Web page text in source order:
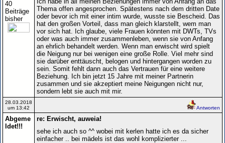
40
Beiträge
bisher
Thema offen angesprochen. Spätestens nach dem dritten Date
oder bevor ich mit einer intim wurde, wusste sie Bescheid. Das
hat den großen Vorteil, dass man gleich klarstellt, wem man
vor sich hat. Ich glaube, viele Frauen könnten mit DWTs, TVs
oder was auch immer zusammenleben, wenn sie von Anfang
an ehrlich behandelt werden. Wenn man erwischt wird spielt
die Neigung nur bei wenigen eine große Rolle. Viel mehr sind
sie darüber enttäuscht, belogen und hintergangen worden zu
sein. Somit fehlt dann auch das Vertrauen für eine weitere
Beziehung. Ich bin jetzt 15 Jahre mit meiner Partnerin
zusammen und sie akzeptiert meine Neigungen nicht nur,
sondern lebt sie auch mit mir.
28.03.2018
um 13:42
Antworten
Abgeme
ldet!!!
re: Erwischt, auweia!
sehe ich auch so ^^ wobei mit kerlen hatte ich es da sicher
einfacher .. bei mädels ist das wohl komplizierter ...